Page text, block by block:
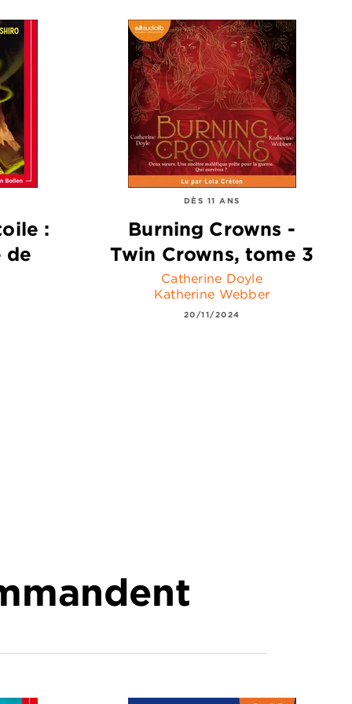
:
de
DÈS 11 ANS
Burning Crowns -
Twin Crowns, tome 3
Catherine Doyle
Katherine Webber
20/11/2024